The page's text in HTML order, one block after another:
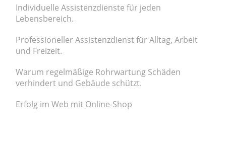
Individuelle Assistenzdienste für jeden
Lebensbereich.
Professioneller Assistenzdienst für Alltag, Arbeit
und Freizeit.
Warum regelmäßige Rohrwartung Schäden
verhindert und Gebäude schützt.
Erfolg im Web mit Online-Shop